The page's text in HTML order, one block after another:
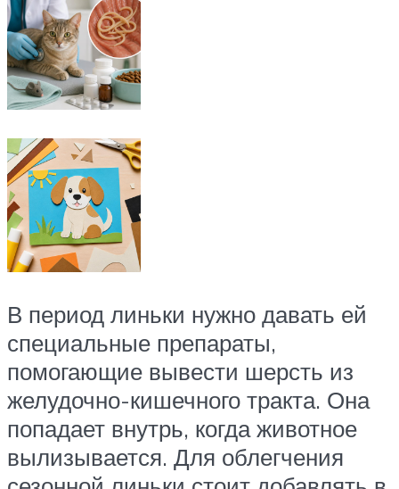
В период линьки нужно давать ей
специальные препараты,
помогающие вывести шерсть из
желудочно-кишечного тракта. Она
попадает внутрь, когда животное
вылизывается. Для облегчения